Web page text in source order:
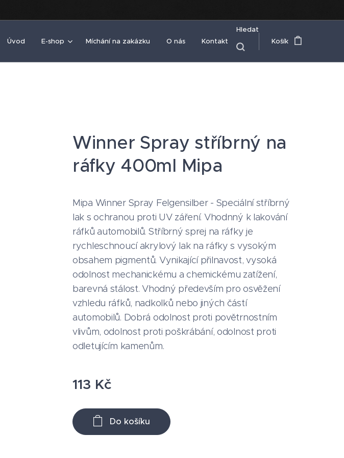
Úvod E-shop Míchání na zakázku O nás Kontakt
Hledat
Košík
Winner Spray stříbrný na
ráfky 400ml Mipa
Mipa Winner Spray Felgensilber - Speciální stříbrný
lak s ochranou proti UV záření. Vhodnný k lakování
ráfků automobilů. Stříbrný sprej na ráfky je
rychleschnoucí akrylový lak na ráfky s vysokým
obsahem pigmentů. Vynikající přilnavost, vysoká
odolnost mechanickému a chemickému zatížení,
barevná stálost. Vhodný především pro osvěžení
vzhledu ráfků, nadkolků nebo jiných částí
automobilů. Dobrá odolnost proti povětrnostním
vlivům, odolnost proti poškrábání, odolnost proti
odletujícím kamenům.
113 Kč
Do košíku